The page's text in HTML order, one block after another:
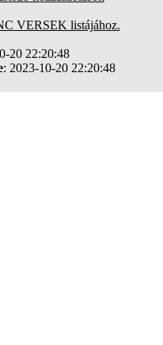
VERSEK listájához.
20 22:20:48
: 2023-10-20 22:20:48